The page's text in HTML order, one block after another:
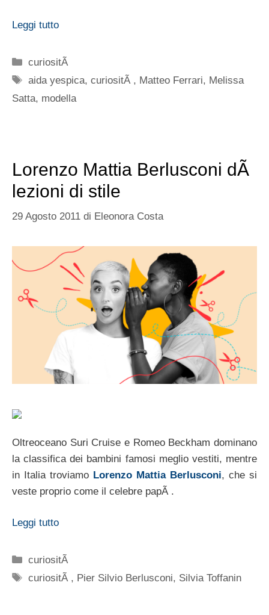
Leggi tutto
Categorie
curiositÃ
Tag
aida yespica,curiositÃ , Matteo Ferrari, Melissa
Satta, modella
Lorenzo Mattia Berlusconi dÃ
lezioni di stile
29 Agosto 2011 di Eleonora Costa
Oltreoceano Suri Cruise e Romeo Beckham dominano
la classifica dei bambini famosi meglio vestiti, mentre
in Italia troviamo Lorenzo Mattia Berlusconi, che si
veste proprio come il celebre papÃ .
Leggi tutto
Categorie
curiositÃ
Tag
curiositÃ , Pier Silvio Berlusconi, Silvia Toffanin